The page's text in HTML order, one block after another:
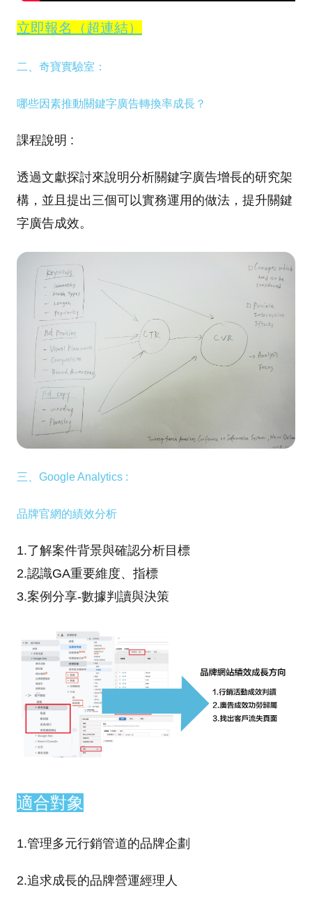
立即報名（超連結）
二、奇寶實驗室：
哪些因素推動關鍵字廣告轉換率成長？
課程說明 :
透過文獻探討來說明分析關鍵字廣告增長的研究架
構，並且提出三個可以實務運用的做法，提升關鍵
字廣告成效。
三、Google Analytics :
品牌官網的績效分析
1.了解案件背景與確認分析目標
2.認識GA重要維度、指標
3.案例分享-數據判讀與決策
適合對象
1.管理多元行銷管道的品牌企劃
2.追求成長的品牌營運經理人